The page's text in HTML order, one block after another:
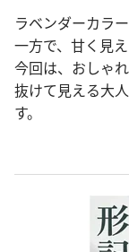
ラベンダーカラ
一方で、甘く見
今回は、おしゃ
抜けて見える大
す。